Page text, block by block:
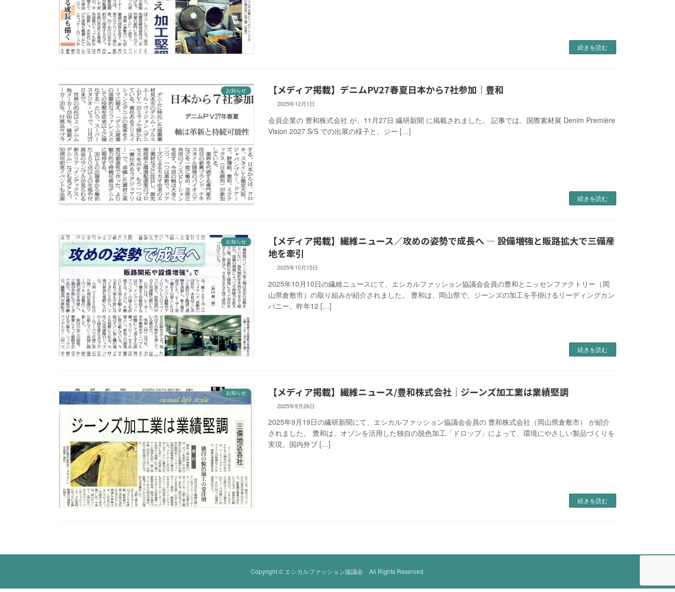
続きを読む
お知らせ 【メディア掲載】デニムPV27春夏日本から7社参加｜豊和
2025年12月1日
会員企業の 豊和株式会社 が、11月27日 繊研新聞 に掲載されました。 記事では、国際素材展 Denim Première
Vision 2027 S/S での出展の様子と、ジー […]
続きを読む
お知らせ
【メディア掲載】繊維ニュース／攻めの姿勢で成長へ ― 設備増強と販路拡大で三備産
地を牽引
2025年10月15日
2025年10月10日の繊維ニュースにて、エシカルファッション協議会会員の豊和とニッセンファクトリー（岡
山県倉敷市）の取り組みが紹介されました。 豊和は、岡山県で、ジーンズの加工を手掛けるリーディングカン
パニー。昨年12 […]
続きを読む
お知らせ 【メディア掲載】繊維ニュース/豊和株式会社｜ジーンズ加工業は業績堅調
2025年9月26日
2025年9月19日の繊研新聞にて、エシカルファッション協議会会員の 豊和株式会社（岡山県倉敷市） が紹介
されました。 豊和は、オゾンを活用した独自の脱色加工「ドロップ」によって、環境にやさしい製品づくりを
実現。国内外ブ […]
続きを読む
Copyright © エシカルファッション協議会 All Rights Reserved.